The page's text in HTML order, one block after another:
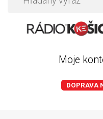
Moje
DOPRAVA